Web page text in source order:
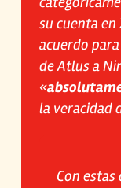
su cuenta
acuerdo
de Atlus a
«
la veracidad
Con